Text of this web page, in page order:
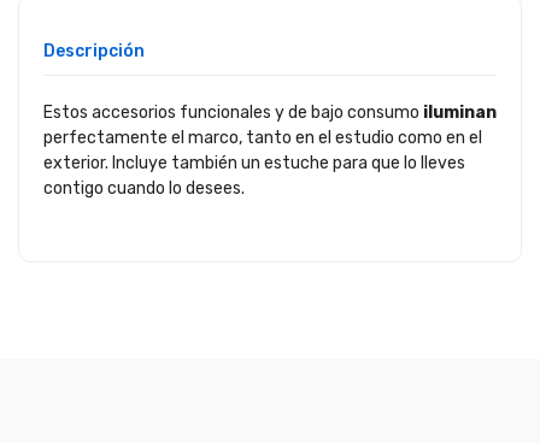
Descripción
Estos accesorios funcionales y de bajo consumo iluminan
perfectamente el marco, tanto en el estudio como en el
exterior. Incluye también un estuche para que lo lleves
contigo cuando lo desees.